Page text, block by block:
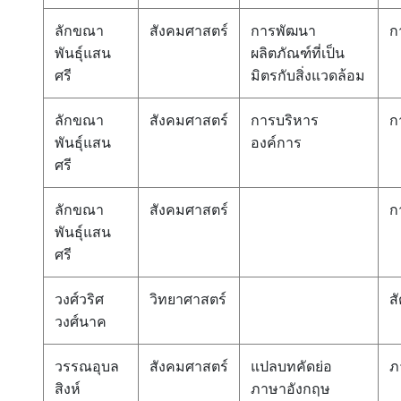
ลักขณา
พันธุ์แสน
ศรี
สังคมศาสตร์
การพัฒนา
ผลิตภัณฑ์ที่เป็น
มิตรกับสิ่งแวดล้อม
ลักขณา
พันธุ์แสน
ศรี
สังคมศาสตร์
การบริหาร
องค์การ
ลักขณา
พันธุ์แสน
ศรี
สังคมศาสตร์
วงศ์วริศ
วงศ์นาค
วิทยาศาสตร์
วรรณอุบล
สิงห์
สังคมศาสตร์
แปลบทคัดย่อ
ภาษาอังกฤษ